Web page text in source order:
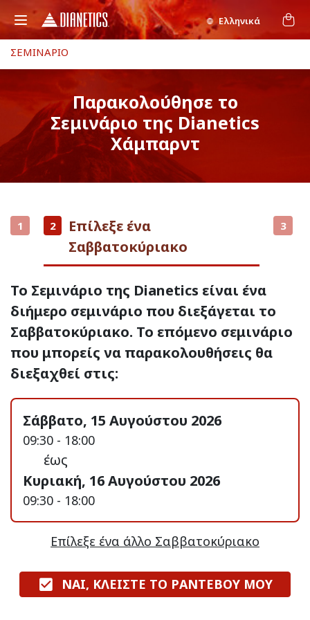
Ελληνικά
ΣΕΜΙΝΑΡΙΟ
Παρακολούθησε το
Σεμινάριο της Dianetics
Χάμπαρντ
1 2
Επίλεξε ένα
Σαββατοκύριακο
3
Το Σεμινάριο της Dianetics είναι ένα
διήμερο σεμινάριο που διεξάγεται το
Σαββατοκύριακο. Το επόμενο σεμινάριο
που μπορείς να παρακολουθήσεις θα
διεξαχθεί στις:
Σάββατο, 15 Αυγούστου 2026
09:30 - 18:00
έως
Κυριακή, 16 Αυγούστου 2026
09:30 - 18:00
Επίλεξε ένα άλλο Σαββατοκύριακο
ΝΑΙ, ΚΛΕΙΣΤΕ ΤΟ ΡΑΝΤΕΒΟΥ ΜΟΥ